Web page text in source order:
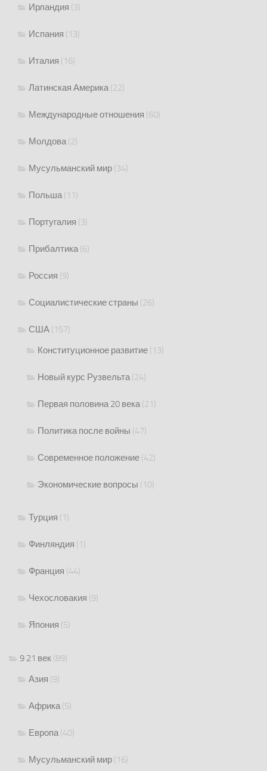
Ирландия (3)
Испания (13)
Италия (16)
Латинская Америка(22)
Международные отношения (60)
Молдова(2)
Мусульманский мир (34)
Польша(11)
Португалия (3)
Прибалтика(6)
Россия (9)
Социалистические страны (26)
США (157)
Конституционное развитие (13)
Новый курс Рузвельта(24)
Первая половина 20 века(21)
Политика после войны (47)
Современное положение (42)
Экономические вопросы (10)
Турция (1)
Финляндия (1)
Франция (44)
Чехословакия (9)
Япония (5)
9 21 век (89)
Азия (9)
Африка(5)
Европа(40)
Мусульманский мир (16)